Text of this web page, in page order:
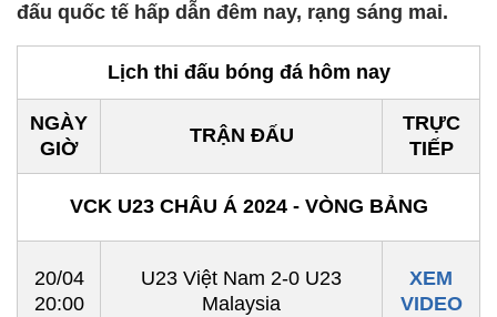
đấu quốc tế hấp dẫn đêm nay, rạng sáng mai.
Lịch thi đấu bóng đá hôm nay
NGÀY
GIỜ
TRẬN ĐẤU
TRỰC
TIẾP
VCK U23 CHÂU Á 2024 - VÒNG BẢNG
20/04
20:00
U23 Việt Nam 2-0 U23
Malaysia
XEM
VIDEO